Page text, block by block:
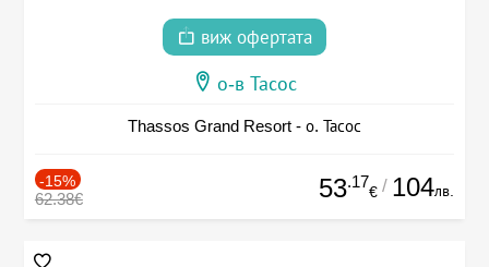
виж офертата
о-в Тасос
Thassos Grand Resort - о. Тасос
-15%
62.38€ 53.17
€ / 104лв.